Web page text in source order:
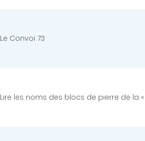
Le Convoi 73
Lire les noms des blocs de pierre de la